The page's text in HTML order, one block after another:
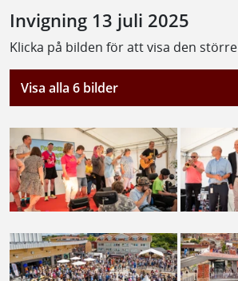
Invigning 13 juli 2025
Klicka på bilden för att visa den större
Visa alla 6 bilder